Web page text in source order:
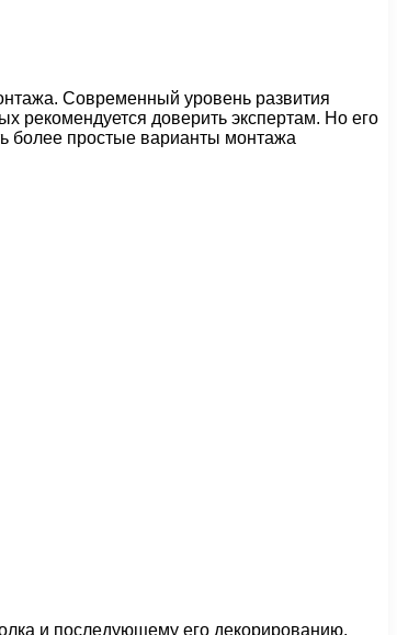
Современный уровень развития
рекомендуется доверить экспертам. Но его
более простые варианты монтажа
и последующему его декорированию.